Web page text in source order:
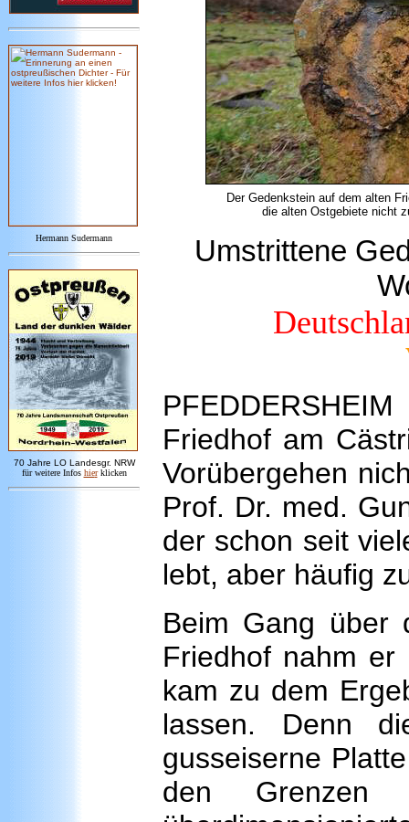
Hermann Sudermann
70 Jahre LO Landesgr. NRW
für weitere Infos hier klicken
Der Gedenkstein auf dem alten
die alten Ostgebiete nicht
Umstrittene
Friedhof am
Vorübergehen
Prof. Dr. med.
der schon seit
lebt, aber häufig
Beim Gang über
Friedhof nahm
kam zu dem
lassen. Denn
gusseiserne
den